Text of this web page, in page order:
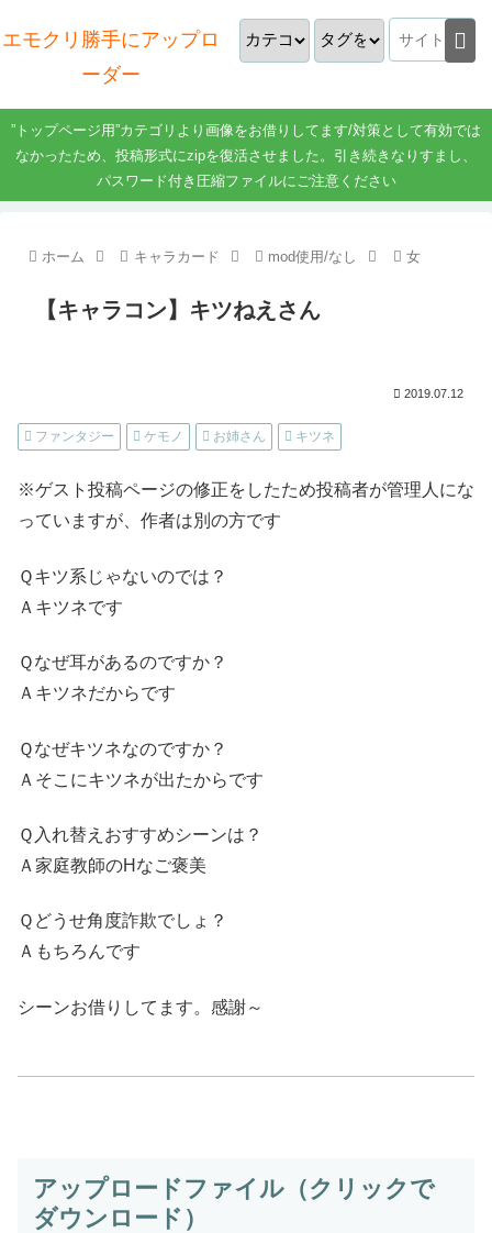
エモクリ勝手にアップロ
ーダー
”トップページ用”カテゴリより画像をお借りしてます/対策として有効では
なかったため、投稿形式にzipを復活させました。引き続きなりすまし、
パスワード付き圧縮ファイルにご注意ください
ホーム キャラカード mod使用/なし 女
【キャラコン】キツねえさん
2019.07.12
ファンタジー ケモノ お姉さん キツネ
※ゲスト投稿ページの修正をしたため投稿者が管理人にな
っていますが、作者は別の方です
Ｑキツ系じゃないのでは？
Ａキツネです
Ｑなぜ耳があるのですか？
Ａキツネだからです
Ｑなぜキツネなのですか？
Ａそこにキツネが出たからです
Ｑ入れ替えおすすめシーンは？
Ａ家庭教師のHなご褒美
Ｑどうせ角度詐欺でしょ？
Ａもちろんです
シーンお借りしてます。感謝～
アップロードファイル（クリックで
ダウンロード）